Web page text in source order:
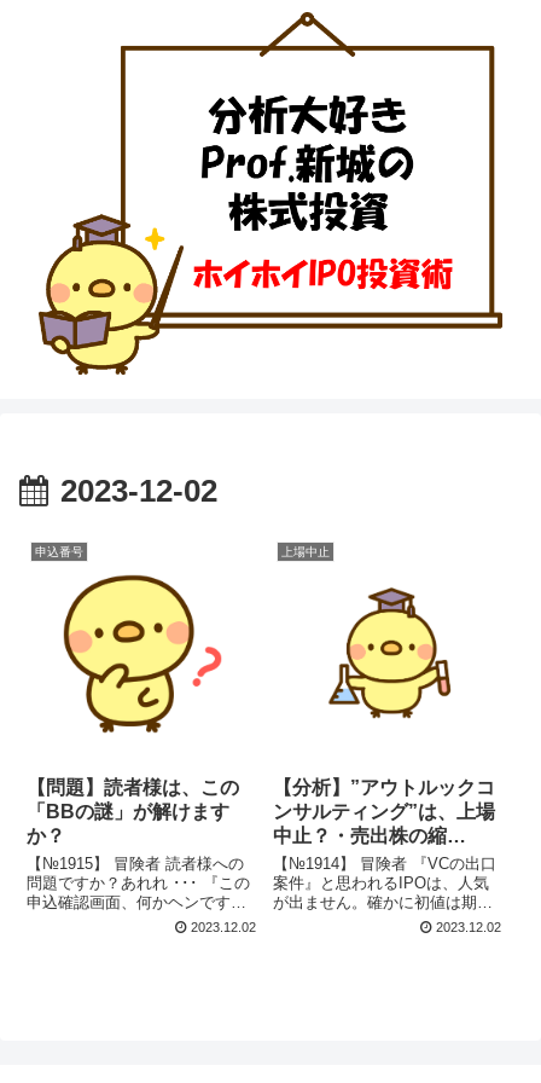
2023-12-02
申込番号
【問題】読者様は、この
「BBの謎」が解けます
か？
【№1915】 冒険者 読者様への
問題ですか？あれれ ･･･ 『この
申込確認画面、何かヘンです
ね？』 大賢者 そこが問題（謎）
2023.12.02
上場中止
【分析】”アウトルックコ
ンサルティング”は、上場
中止？・売出株の縮
小？・公募価格はどうな
る？
【№1914】 冒険者 『VCの出口
案件』と思われるIPOは、人気
が出ません。確かに初値は期待
できませんが、『上場中止』と
2023.12.02